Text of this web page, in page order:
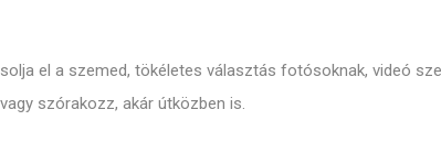
el a szemed, tökéletes választás fotósoknak, videó
szórakozz, akár útközben is.